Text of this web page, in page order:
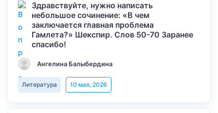
Здравствуйте, нужно написать
небольшое сочинение: «В чем
заключается главная проблема
Гамлета?» Шекспир. Слов 50-70 Заранее
спасибо!
Ангелина Балыбердина
Литература 10 мая, 2026